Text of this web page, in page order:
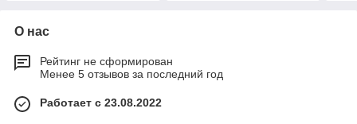
О нас
Рейтинг не сформирован
Менее 5 отзывов за последний год
Работает с 23.08.2022